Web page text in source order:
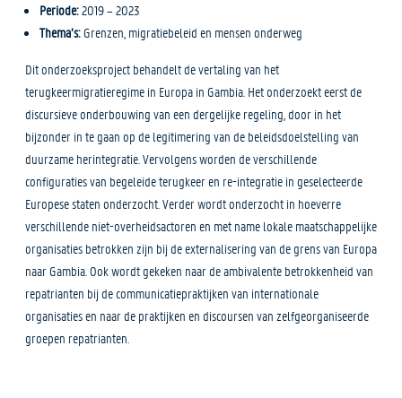
Periode:2019 – 2023
Thema’s:Grenzen, migratiebeleid en mensen onderweg
Dit onderzoeksproject behandelt de vertaling van het
terugkeermigratieregime in Europa in Gambia. Het onderzoekt eerst de
discursieve onderbouwing van een dergelijke regeling, door in het
bijzonder in te gaan op de legitimering van de beleidsdoelstelling van
duurzame herintegratie. Vervolgens worden de verschillende
configuraties van begeleide terugkeer en re-integratie in geselecteerde
Europese staten onderzocht. Verder wordt onderzocht in hoeverre
verschillende niet-overheidsactoren en met name lokale maatschappelijke
organisaties betrokken zijn bij de externalisering van de grens van Europa
naar Gambia. Ook wordt gekeken naar de ambivalente betrokkenheid van
repatrianten bij de communicatiepraktijken van internationale
organisaties en naar de praktijken en discoursen van zelfgeorganiseerde
groepen repatrianten.